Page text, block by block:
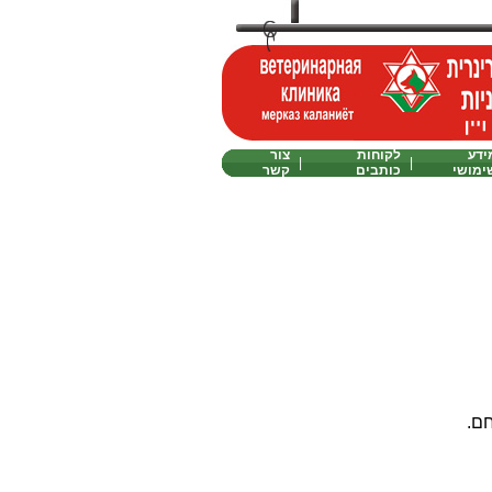
צור
קשר
לקוחות
כותבים